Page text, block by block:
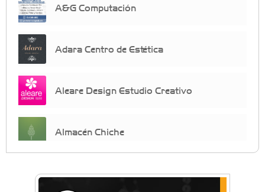
A&G Computación
Adara Centro de Estética
Aleare Design Estudio Creativo
Almacén Chiche
crecimiento personal